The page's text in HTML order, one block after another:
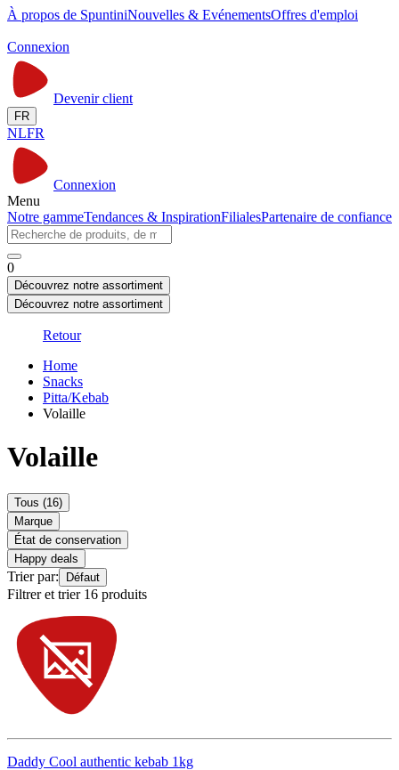
À propos de SpuntiniNouvelles & EvénementsOffres d'emploi
Connexion
Devenir client
FR
NLFR
Connexion
Menu
Notre gammeTendances & InspirationFilialesPartenaire de confiance
0
Découvrez notre assortiment
Découvrez notre assortiment
Retour
Home
Snacks
Pitta/Kebab
Volaille
Volaille
Tous (16)
Marque
État de conservation
Happy deals
Trier par: Défaut
Filtrer et trier 16 produits
Daddy Cool authentic kebab 1kg